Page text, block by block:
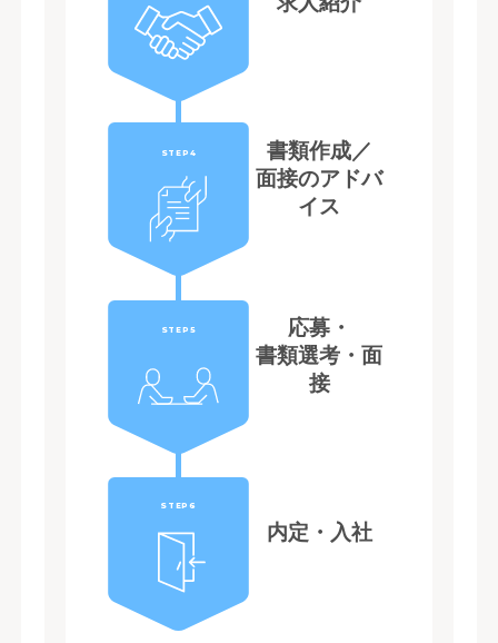
STEP4
書類作成／
面接のアドバ
イス
STEP5
応募・
書類選考・面
接
STEP6
内定・入社